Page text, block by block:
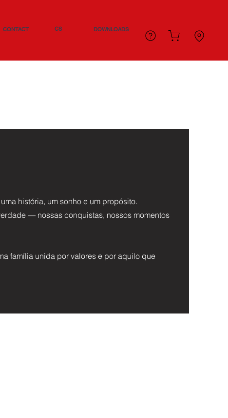
CONTACT DOWNLOADS
CS
história, um sonho e um propósito.
— nossas conquistas, nossos momentos
família unida por valores e por aquilo que